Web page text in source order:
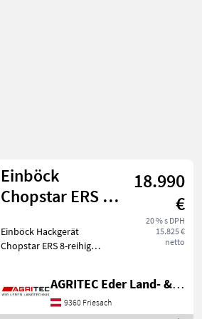
Einböck
Chopstar ERS 8-
18.990
€
20 % s DPH
15.825 €
netto
Einböck Hackgerät
Chopstar ERS 8-reihig
Oberlenkerlenkung -9
Parallelogramme -7
AGRITEC Eder Land- & Forsttechnik GmbH
9360 Friesach